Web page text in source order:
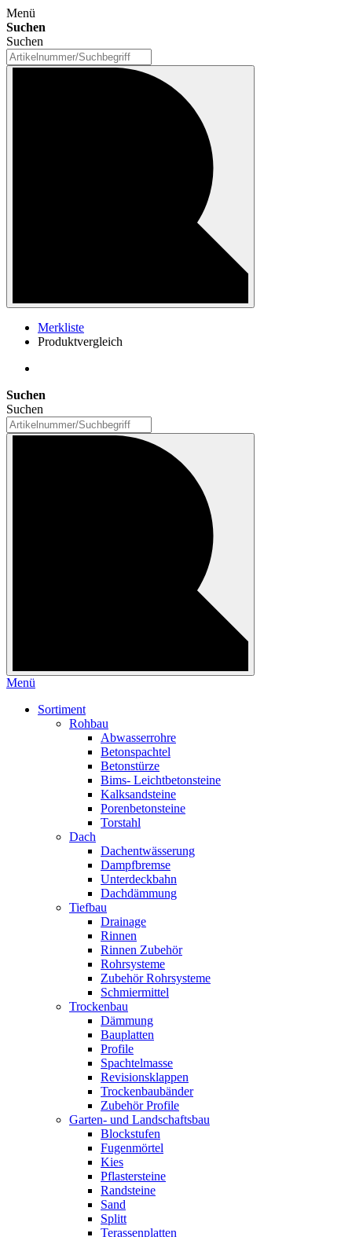
Menü
Suchen
Suchen
Merkliste
Produktvergleich
Suchen
Suchen
Menü
Sortiment
Rohbau
Abwasserrohre
Betonspachtel
Betonstürze
Bims- Leichtbetonsteine
Kalksandsteine
Porenbetonsteine
Torstahl
Dach
Dachentwässerung
Dampfbremse
Unterdeckbahn
Dachdämmung
Tiefbau
Drainage
Rinnen
Rinnen Zubehör
Rohrsysteme
Zubehör Rohrsysteme
Schmiermittel
Trockenbau
Dämmung
Bauplatten
Profile
Spachtelmasse
Revisionsklappen
Trockenbaubänder
Zubehör Profile
Garten- und Landschaftsbau
Blockstufen
Fugenmörtel
Kies
Pflastersteine
Randsteine
Sand
Splitt
Terassenplatten